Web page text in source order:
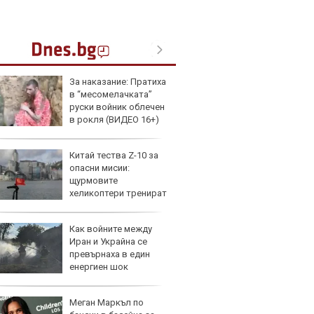
За наказание: Пратиха
в “месомелачката”
руски войник облечен
в рокля (ВИДЕО 16+)
Китай тества Z-10 за
опасни мисии:
щурмовите
хеликоптери тренират
Как войните между
Иран и Украйна се
превърнаха в един
енергиен шок
Меган Маркъл по